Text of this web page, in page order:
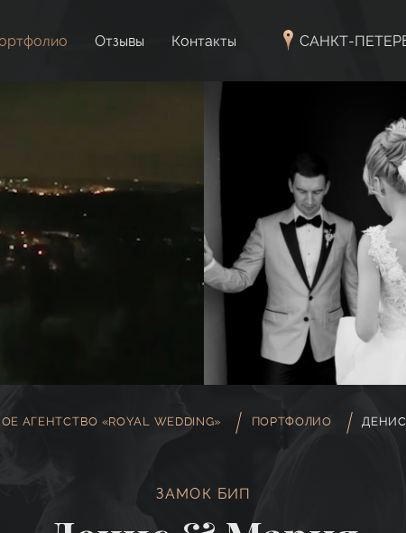
Отзывы Контакты САНКТ-
АГЕНТСТВО «ROYAL WEDDING» ПОРТФОЛИО
ЗАМОК БИП